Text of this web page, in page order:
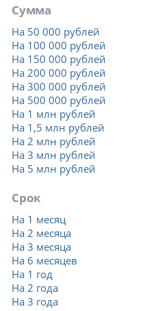
Сумма
На 50 000 рублей
На 100 000 рублей
На 150 000 рублей
На 200 000 рублей
На 300 000 рублей
На 500 000 рублей
На 1 млн рублей
На 1,5 млн рублей
На 2 млн рублей
На 3 млн рублей
На 5 млн рублей
Срок
На 1 месяц
На 2 месяца
На 3 месяца
На 6 месяцев
На 1 год
На 2 года
На 3 года